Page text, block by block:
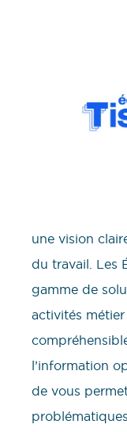
une vision
du travail. Les
gamme de
activités
l’information
de vous